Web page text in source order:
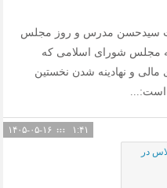
سیدحسن مدرس و روز مجلس
مجلس شورای اسلامی که
مالی و نهادینه شدن نخستین
است:...
۱:۴۱